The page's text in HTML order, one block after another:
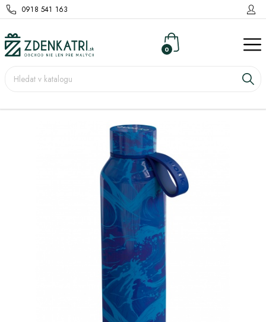
0918 541 163
0